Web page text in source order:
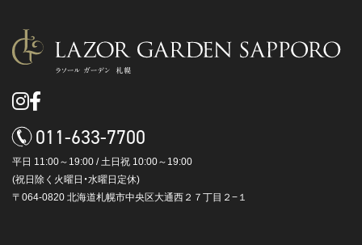
011-633-7700
平日 11:00～19:00 / 土日祝 10:00～19:00
(祝日除く火曜日・水曜日定休)
〒064-0820 北海道札幌市中央区大通西２７丁目２−１